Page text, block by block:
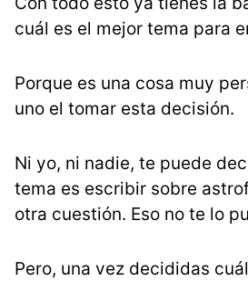
cuál es el mejor tema para
Porque es una cosa muy
uno el tomar esta decisión.
Ni yo, ni nadie, te puede
tema es escribir sobre
otra cuestión. Eso no te lo
Pero, una vez decididas